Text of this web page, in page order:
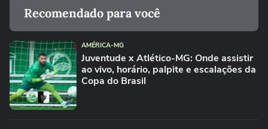
Recomendado para você
AMÉRICA-MG
Juventude x Atlético-MG: Onde assistir
ao vivo, horário, palpite e escalações da
Copa do Brasil